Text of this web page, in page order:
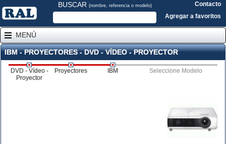
BUSCAR (nombre, referencia o modelo)
Contacto
Agregar a favoritos
MENÚ
IBM - PROYECTORES - DVD - VÍDEO - PROYECTOR
DVD - Vídeo -
Proyector
Proyectores IBM Seleccione Modelo